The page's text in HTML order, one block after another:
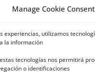
Manage Cookie Consent
experiencias, utilizamos
la información
tecnologías nos permitirá
o identificaciones